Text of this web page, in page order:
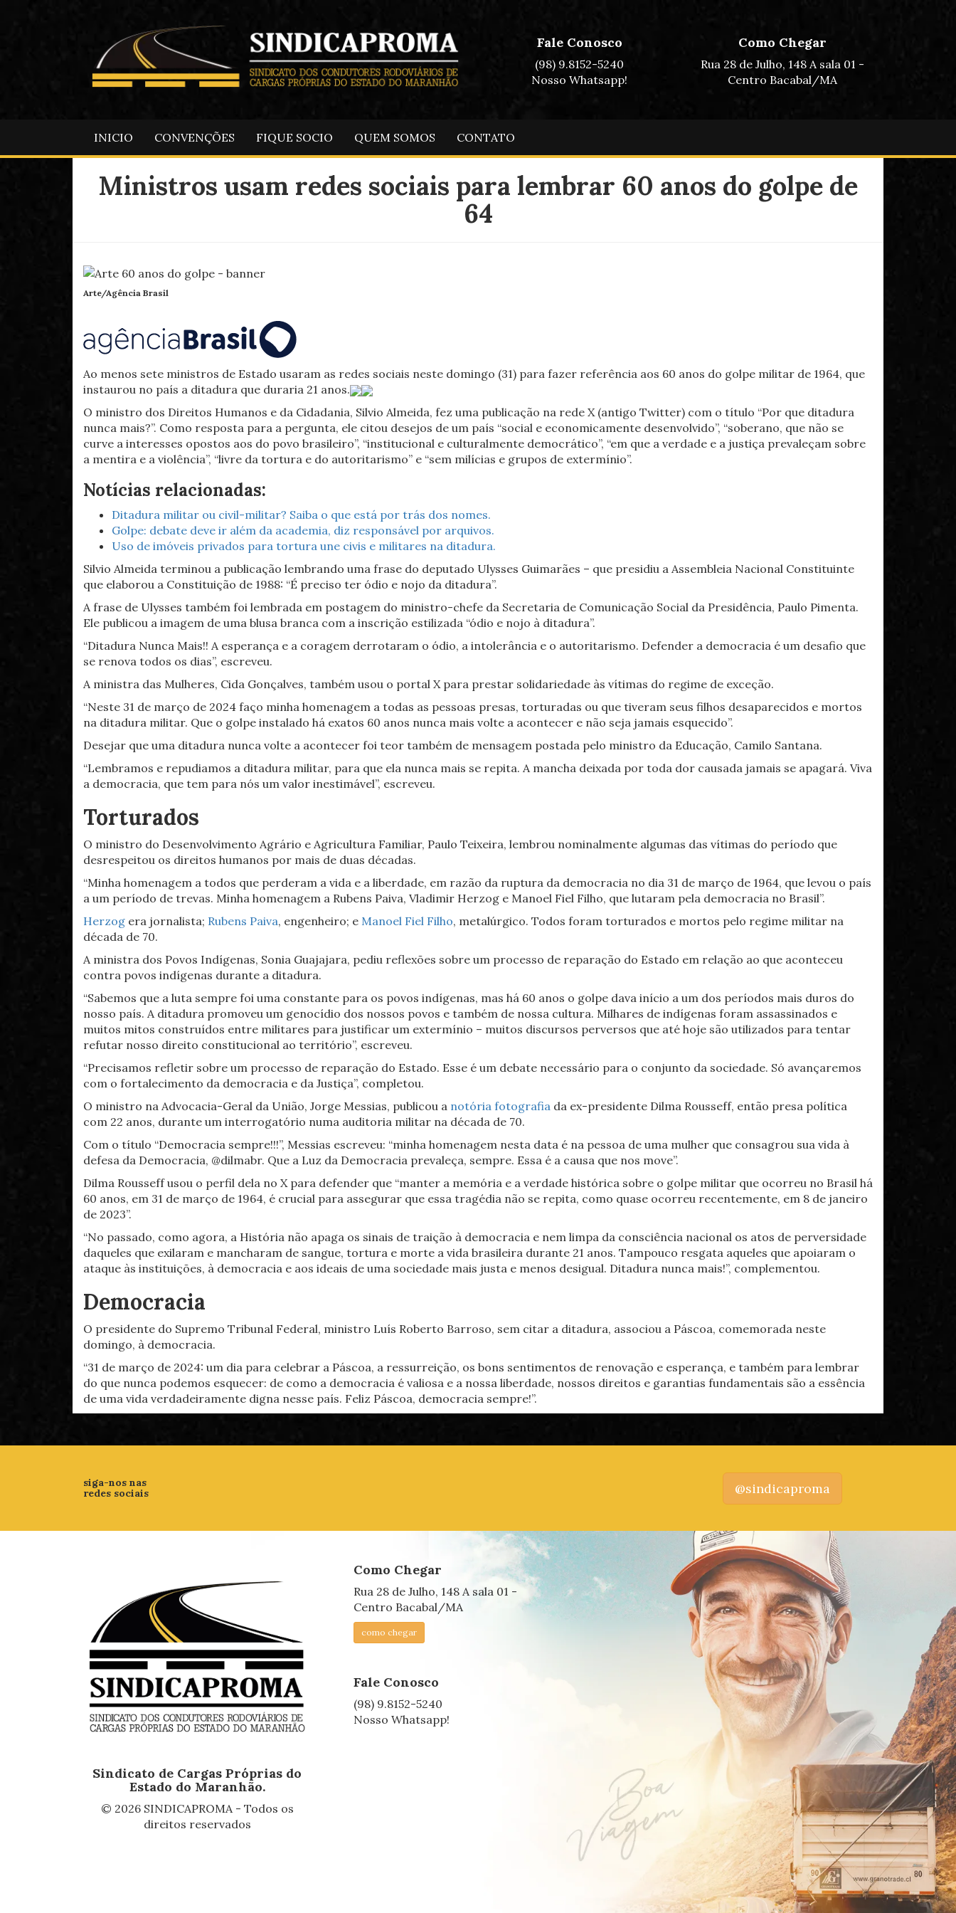
Fale Conosco
(98) 9.8152-5240
Nosso Whatsapp!
Como Chegar
Rua 28 de Julho, 148 A sala 01 -
Centro Bacabal/MA
INICIO CONVENÇÕES FIQUE SOCIO QUEM SOMOS CONTATO
Ministros usam redes sociais para lembrar 60 anos do golpe de
64
Arte/Agência Brasil
Ao menos sete ministros de Estado usaram as redes sociais neste domingo (31) para fazer referência aos 60 anos do golpe militar de 1964, que
instaurou no país a ditadura que duraria 21 anos.
O ministro dos Direitos Humanos e da Cidadania, Silvio Almeida, fez uma publicação na rede X (antigo Twitter) com o título “Por que ditadura
nunca mais?”. Como resposta para a pergunta, ele citou desejos de um país “social e economicamente desenvolvido”, “soberano, que não se
curve a interesses opostos aos do povo brasileiro”, “institucional e culturalmente democrático”, “em que a verdade e a justiça prevaleçam sobre
a mentira e a violência”, “livre da tortura e do autoritarismo” e “sem milícias e grupos de extermínio”.
Notícias relacionadas:
Ditadura militar ou civil-militar? Saiba o que está por trás dos nomes.
Golpe: debate deve ir além da academia, diz responsável por arquivos.
Uso de imóveis privados para tortura une civis e militares na ditadura.
Silvio Almeida terminou a publicação lembrando uma frase do deputado Ulysses Guimarães – que presidiu a Assembleia Nacional Constituinte
que elaborou a Constituição de 1988: “É preciso ter ódio e nojo da ditadura”.
A frase de Ulysses também foi lembrada em postagem do ministro-chefe da Secretaria de Comunicação Social da Presidência, Paulo Pimenta.
Ele publicou a imagem de uma blusa branca com a inscrição estilizada “ódio e nojo à ditadura”.
“Ditadura Nunca Mais!! A esperança e a coragem derrotaram o ódio, a intolerância e o autoritarismo. Defender a democracia é um desafio que
se renova todos os dias”, escreveu.
A ministra das Mulheres, Cida Gonçalves, também usou o portal X para prestar solidariedade às vítimas do regime de exceção.
“Neste 31 de março de 2024 faço minha homenagem a todas as pessoas presas, torturadas ou que tiveram seus filhos desaparecidos e mortos
na ditadura militar. Que o golpe instalado há exatos 60 anos nunca mais volte a acontecer e não seja jamais esquecido”.
Desejar que uma ditadura nunca volte a acontecer foi teor também de mensagem postada pelo ministro da Educação, Camilo Santana.
“Lembramos e repudiamos a ditadura militar, para que ela nunca mais se repita. A mancha deixada por toda dor causada jamais se apagará. Viva
a democracia, que tem para nós um valor inestimável”, escreveu.
Torturados
O ministro do Desenvolvimento Agrário e Agricultura Familiar, Paulo Teixeira, lembrou nominalmente algumas das vítimas do período que
desrespeitou os direitos humanos por mais de duas décadas.
“Minha homenagem a todos que perderam a vida e a liberdade, em razão da ruptura da democracia no dia 31 de março de 1964, que levou o país
a um período de trevas. Minha homenagem a Rubens Paiva, Vladimir Herzog e Manoel Fiel Filho, que lutaram pela democracia no Brasil”.
Herzog era jornalista; Rubens Paiva, engenheiro; e Manoel Fiel Filho, metalúrgico. Todos foram torturados e mortos pelo regime militar na
década de 70.
A ministra dos Povos Indígenas, Sonia Guajajara, pediu reflexões sobre um processo de reparação do Estado em relação ao que aconteceu
contra povos indígenas durante a ditadura.
“Sabemos que a luta sempre foi uma constante para os povos indígenas, mas há 60 anos o golpe dava início a um dos períodos mais duros do
nosso país. A ditadura promoveu um genocídio dos nossos povos e também de nossa cultura. Milhares de indígenas foram assassinados e
muitos mitos construídos entre militares para justificar um extermínio – muitos discursos perversos que até hoje são utilizados para tentar
refutar nosso direito constitucional ao território”, escreveu.
“Precisamos refletir sobre um processo de reparação do Estado. Esse é um debate necessário para o conjunto da sociedade. Só avançaremos
com o fortalecimento da democracia e da Justiça”, completou.
O ministro na Advocacia-Geral da União, Jorge Messias, publicou a notória fotografia da ex-presidente Dilma Rousseff, então presa política
com 22 anos, durante um interrogatório numa auditoria militar na década de 70.
Com o título “Democracia sempre!!!”, Messias escreveu: “minha homenagem nesta data é na pessoa de uma mulher que consagrou sua vida à
defesa da Democracia, @dilmabr. Que a Luz da Democracia prevaleça, sempre. Essa é a causa que nos move”.
Dilma Rousseff usou o perfil dela no X para defender que “manter a memória e a verdade histórica sobre o golpe militar que ocorreu no Brasil há
60 anos, em 31 de março de 1964, é crucial para assegurar que essa tragédia não se repita, como quase ocorreu recentemente, em 8 de janeiro
de 2023”.
“No passado, como agora, a História não apaga os sinais de traição à democracia e nem limpa da consciência nacional os atos de perversidade
daqueles que exilaram e mancharam de sangue, tortura e morte a vida brasileira durante 21 anos. Tampouco resgata aqueles que apoiaram o
ataque às instituições, à democracia e aos ideais de uma sociedade mais justa e menos desigual. Ditadura nunca mais!”, complementou.
Democracia
O presidente do Supremo Tribunal Federal, ministro Luís Roberto Barroso, sem citar a ditadura, associou a Páscoa, comemorada neste
domingo, à democracia.
“31 de março de 2024: um dia para celebrar a Páscoa, a ressurreição, os bons sentimentos de renovação e esperança, e também para lembrar
do que nunca podemos esquecer: de como a democracia é valiosa e a nossa liberdade, nossos direitos e garantias fundamentais são a essência
de uma vida verdadeiramente digna nesse país. Feliz Páscoa, democracia sempre!”.
siga-nos nas
redes sociais
@sindicaproma
Sindicato de Cargas Próprias do
Estado do Maranhão.
© 2026 SINDICAPROMA - Todos os
direitos reservados
Como Chegar
Rua 28 de Julho, 148 A sala 01 -
Centro Bacabal/MA
como chegar
Fale Conosco
(98) 9.8152-5240
Nosso Whatsapp!